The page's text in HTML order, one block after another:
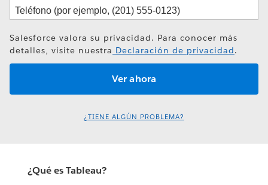
Salesforce valora su privacidad. Para conocer más
detalles, visite nuestra Declaración de privacidad.
¿TIENE ALGÚN PROBLEMA?
¿Qué es Tableau?